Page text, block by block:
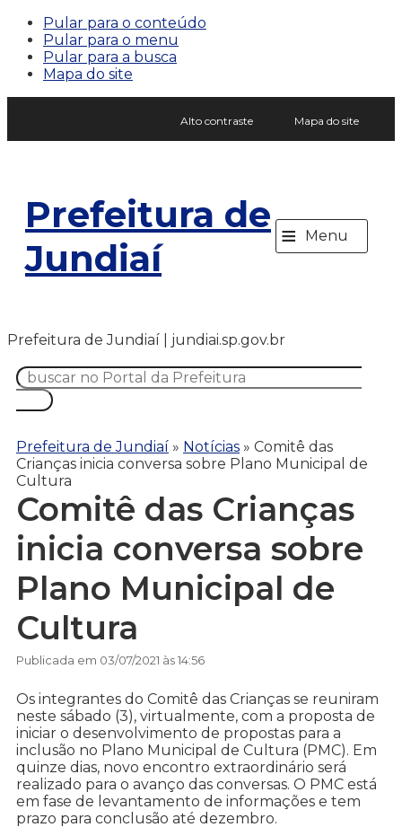
Pular para o conteúdo
Pular para o menu
Pular para a busca
Mapa do site
Alto contraste Mapa do site
Prefeitura de
Jundiaí
≡ Menu
Prefeitura de Jundiaí | jundiai.sp.gov.br
Prefeitura de Jundiaí » Notícias » Comitê das
Crianças inicia conversa sobre Plano Municipal de
Cultura
Comitê das Crianças
inicia conversa sobre
Plano Municipal de
Cultura
Publicada em 03/07/2021 às 14:56
Os integrantes do Comitê das Crianças se reuniram
neste sábado (3), virtualmente, com a proposta de
iniciar o desenvolvimento de propostas para a
inclusão no Plano Municipal de Cultura (PMC). Em
quinze dias, novo encontro extraordinário será
realizado para o avanço das conversas. O PMC está
em fase de levantamento de informações e tem
prazo para conclusão até dezembro.